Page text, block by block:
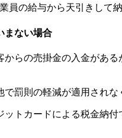
員の給与から天引きして
まない場合
からの売掛金の入金があ
罰則の軽減が適用され
ットカードによる税金納